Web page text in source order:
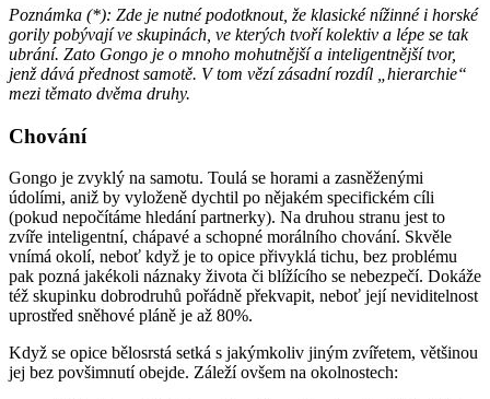
Poznámka (*): Zde je nutné podotknout, že klasické nížinné i horské
gorily pobývají ve skupinách, ve kterých tvoří kolektiv a lépe se tak
ubrání. Zato Gongo je o mnoho mohutnější a inteligentnější tvor,
jenž dává přednost samotě. V tom vězí zásadní rozdíl „hierarchie“
mezi těmato dvěma druhy.
Chování
Gongo je zvyklý na samotu. Toulá se horami a zasněženými
údolími, aniž by vyloženě dychtil po nějakém specifickém cíli
(pokud nepočítáme hledání partnerky). Na druhou stranu jest to
zvíře inteligentní, chápavé a schopné morálního chování. Skvěle
vnímá okolí, neboť když je to opice přivyklá tichu, bez problému
pak pozná jakékoli náznaky života či blížícího se nebezpečí. Dokáže
též skupinku dobrodruhů pořádně překvapit, neboť její neviditelnost
uprostřed sněhové pláně je až 80%.
Když se opice bělosrstá setká s jakýmkoliv jiným zvířetem, většinou
jej bez povšimnutí obejde. Záleží ovšem na okolnostech: